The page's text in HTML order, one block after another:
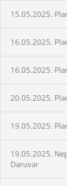
15.05.2025.
16.05.2025.
16.05.2025.
20.05.2025.
19.05.2025.
19.05.2025.
Daruvar